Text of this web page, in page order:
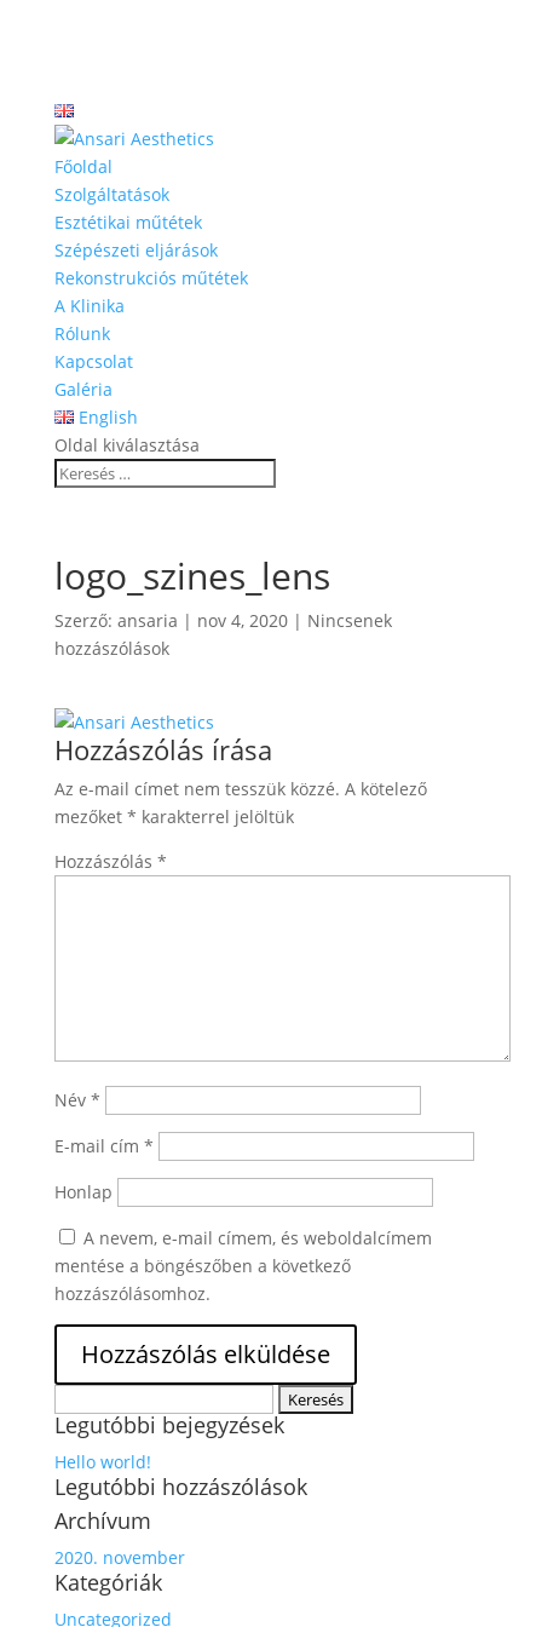
Főoldal
Szolgáltatások
Esztétikai műtétek
Szépészeti eljárások
Rekonstrukciós műtétek
A Klinika
Rólunk
Kapcsolat
Galéria
English
Oldal kiválasztása
logo_szines_lens
Szerző: ansaria | nov 4, 2020| Nincsenek
hozzászólások
Hozzászólás írása
Az e-mail címet nem tesszük közzé. A kötelező
mezőket * karakterrel jelöltük
Hozzászólás *
Név *
E-mail cím *
Honlap
A nevem, e-mail címem, és weboldalcímem
mentése a böngészőben a következő
hozzászólásomhoz.
Legutóbbi bejegyzések
Hello world!
Legutóbbi hozzászólások
Archívum
2020. november
Kategóriák
Uncategorized